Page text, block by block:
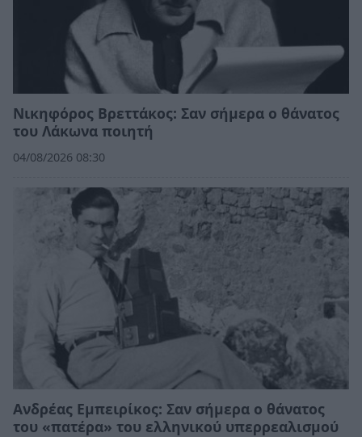
Νικηφόρος Βρεττάκος: Σαν σήμερα ο θάνατος
του Λάκωνα ποιητή
04/08/2026 08:30
Ανδρέας Εμπειρίκος: Σαν σήμερα ο θάνατος
του «πατέρα» του ελληνικού υπερρεαλισμού